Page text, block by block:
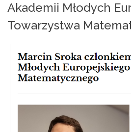
Akademii Młodych
Towarzystwa